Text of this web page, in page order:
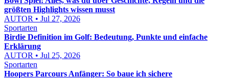
größten Highlights wissen musst
AUTOR • Jul 27, 2026
Sportarten
Birdie Definition im Golf: Bedeutung, Punkte und einfache
Erklärung
AUTOR • Jul 25, 2026
Sportarten
Hoopers Parcours Anfänger: So baue ich sichere